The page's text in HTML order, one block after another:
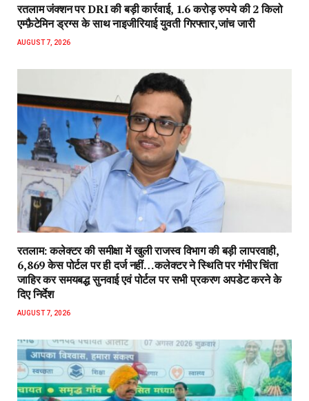
रतलाम जंक्शन पर DRI की बड़ी कार्रवाई, 1.6 करोड़ रुपये की 2 किलो
एम्फ़ैटेमिन ड्रग्स के साथ नाइजीरियाई युवती गिरफ्तार,जांच जारी
AUGUST 7, 2026
रतलाम: कलेक्टर की समीक्षा में खुली राजस्व विभाग की बड़ी लापरवाही,
6,869 केस पोर्टल पर ही दर्ज नहीं…कलेक्टर ने स्थिति पर गंभीर चिंता
जाहिर कर समयबद्ध सुनवाई एवं पोर्टल पर सभी प्रकरण अपडेट करने के
दिए निर्देश
AUGUST 7, 2026